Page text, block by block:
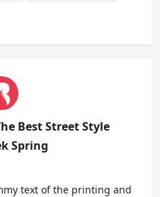
Best Street Style
Spring
text of the printing and